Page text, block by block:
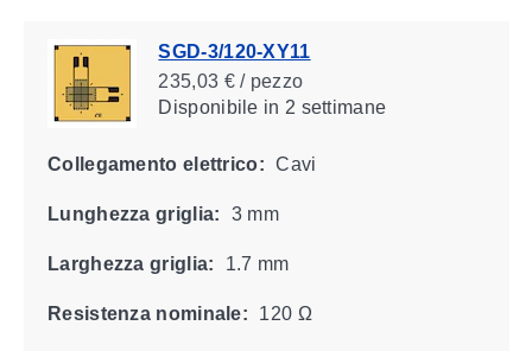
SGD-3/120-XY11
235,03 € / pezzo
Disponibile in 2 settimane
Collegamento elettrico: Cavi
Lunghezza griglia: 3 mm
Larghezza griglia: 1.7 mm
Resistenza nominale: 120 Ω